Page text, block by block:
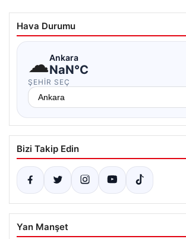
Hava Durumu
☁Ankara
NaN°C
ŞEHIR SEÇ
Bizi Takip Edin
Yan Manşet